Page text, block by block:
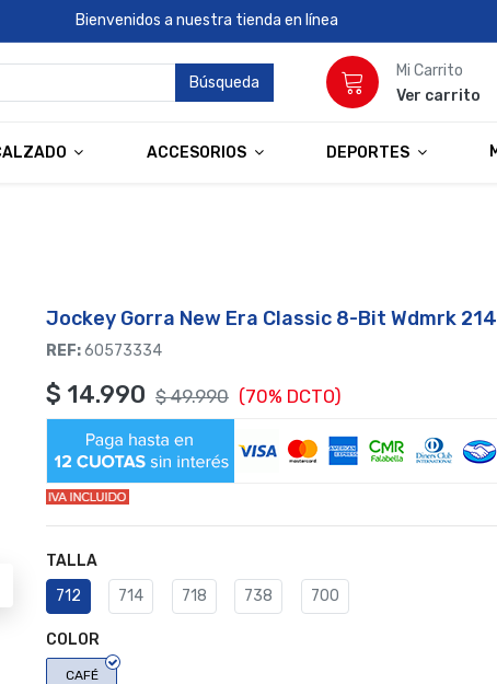
Bienvenidos a nuestra tienda en línea
Búsqueda
Mi Carrito
Ver carrito
ACCESORIOS DEPORTES
Jockey Gorra New Era Classic 8-Bit Wdmrk
REF:60573334
$ 14.990 $49.990 (70% DCTO)
TALLA
712
714 718 738 700
COLOR
CAFÉ